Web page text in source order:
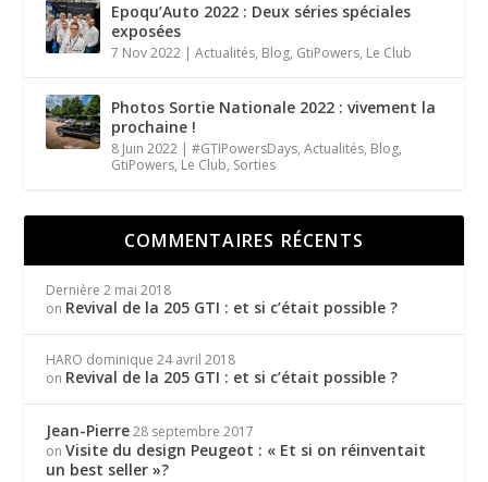
Epoqu’Auto 2022 : Deux séries spéciales
exposées
7 Nov 2022 |Actualités, Blog, GtiPowers, Le Club
Photos Sortie Nationale 2022 : vivement la
prochaine !
8 Juin 2022 |#GTIPowersDays,Actualités, Blog,
GtiPowers, Le Club, Sorties
COMMENTAIRES RÉCENTS
Dernière 2 mai 2018
on Revival de la 205 GTI : et si c’était possible ?
HARO dominique 24 avril 2018
on Revival de la 205 GTI : et si c’était possible ?
Jean-Pierre 28 septembre 2017
onVisite du design Peugeot : « Et si on réinventait
un best seller »?